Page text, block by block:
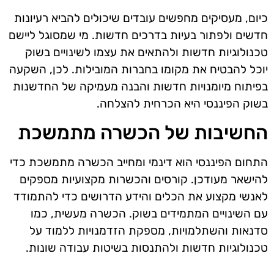
כיום, מעסיקים מחפשים עובדים שיכולים להביא רעיונות
חדשים ולפתור בעיות בדרכים חדשות. מי שמסוגל ליישם
טכנולוגיות חדשות ולהתאים את עצמו לשינויים בשוק
יוכל להבטיח את מקומו בחברות המובילות. לכן, השקעה
בפיתוח מיומנויות חדשות והבנה מעמיקה של החדשנות
בשוק הפיננסי היא הכרחית להצלחה.
החשיבות של הכשרה מתמשכת
התחום הפיננסי הוא דינמי ומחייב הכשרה מתמשכת כדי
להישאר מעודכן. קורסים והכשרות מקצועיות מספקים
לאנשי מקצוע את הכלים והידע הדרושים כדי להתמודד
עם השינויים המתמידים בשוק. הכשרה מעשית, כמו
סדנאות והשתלמויות, מספקת הזדמנויות ללמוד על
טכנולוגיות חדשות ולהתנסות בשיטות עבודה שונות.